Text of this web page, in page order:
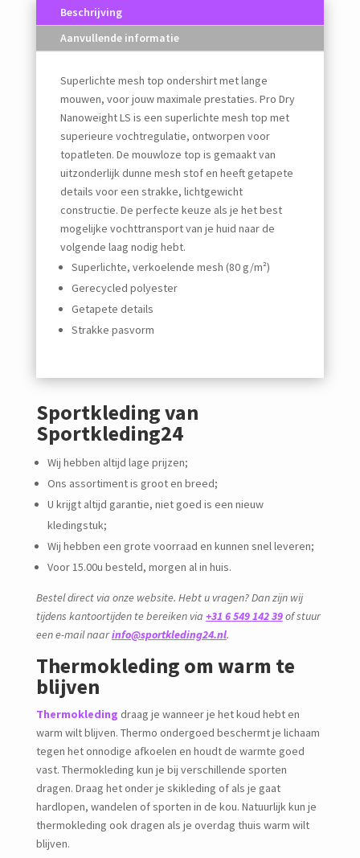
Beschrijving
Aanvullende informatie
Superlichte mesh top ondershirt met lange
mouwen, voor jouw maximale prestaties. Pro Dry
Nanoweight LS is een superlichte mesh top met
superieure vochtregulatie, ontworpen voor
topatleten. De mouwloze top is gemaakt van
uitzonderlijk dunne mesh stof en heeft getapete
details voor een strakke, lichtgewicht
constructie. De perfecte keuze als je het best
mogelijke vochttransport van je huid naar de
volgende laag nodig hebt.
Superlichte, verkoelende mesh (80 g/m²)
Gerecycled polyester
Getapete details
Strakke pasvorm
Sportkleding van
Sportkleding24
Wij hebben altijd lage prijzen;
Ons assortiment is groot en breed;
U krijgt altijd garantie, niet goed is een nieuw
kledingstuk;
Wij hebben een grote voorraad en kunnen snel leveren;
Voor 15.00u besteld, morgen al in huis.
Bestel direct via onze website. Hebt u vragen? Dan zijn wij
tijdens kantoortijden te bereiken via +31 6 549 142 39of stuur
een e-mail naarinfo@sportkleding24.nl.
Thermokleding om warm te
blijven
Thermokleding draag je wanneer je het koud hebt en
warm wilt blijven. Thermo ondergoed beschermt je lichaam
tegen het onnodige afkoelen en houdt de warmte goed
vast. Thermokleding kun je bij verschillende sporten
dragen. Draag het onder je skikleding of als je gaat
hardlopen, wandelen of sporten in de kou. Natuurlijk kun je
thermokleding ook dragen als je overdag thuis warm wilt
blijven.